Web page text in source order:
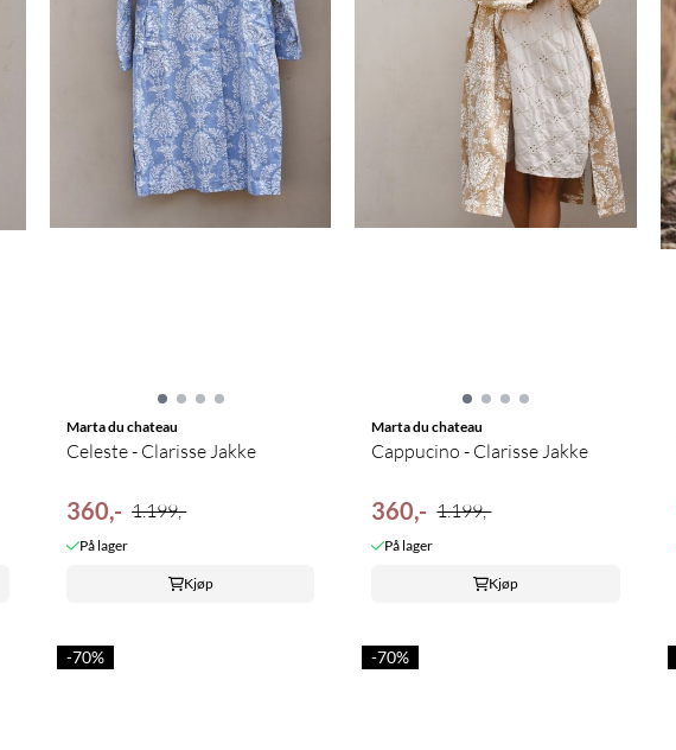
Marta du chateau
Celeste - Clarisse Jakke
360,- 1.199,-
På lager
Kjøp
Marta du chateau
Cappucino - Clarisse Jakke
360,- 1.199,-
På lager
Kjøp
-70% -70%